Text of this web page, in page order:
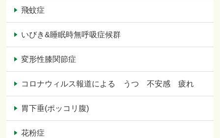
飛蚊症
いびき&睡眠時無呼吸症候群
変形性膝関節症
コロナウィルス報道による うつ 不安感 疲れ
胃下垂(ポッコリ腹)
花粉症